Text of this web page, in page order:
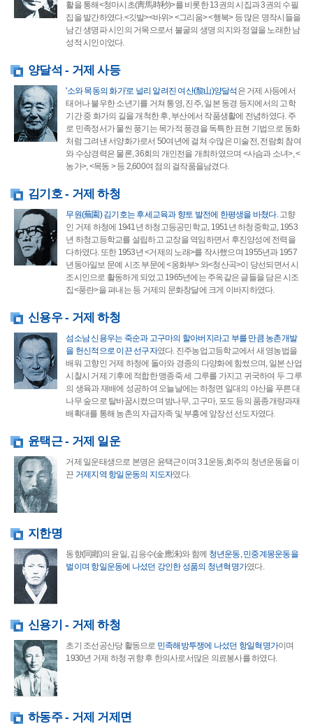
활을 통해<청마시초(靑馬時秒)>를 비롯한 13권의 시집과 3권의 수필
집을 발간하였다.<깃발><바위> <그리움> <행복> 등 많은 명작시들을
남긴 생명파 시인의 거목으로서 불굴의 생명 의지와 정열을 노래한 남
성적 시인이었다.
양달석 - 거제 사등
'소와 목동의 화가'로 널리 알려진 여산(黎山)양달석 은 거제 사등에서
태어나 불우한 소년기를 거쳐 통영, 진주, 일본 동경 등지에서의 고학
기간 중 화가의 길을 개척한 후, 부산에서 작품생활에 전념하였다. 주
로 민족정서가 물씬 풍기는 목가적 풍경을 독특한 표현 기법으로 동화
처럼 그려낸 서양화가로서 50여년에 걸쳐 수많은 미술전, 전람회 참여
와 수상경력은 물론, 36회의 개인전을 개최하였으며 <사슴과 소녀>, <
농가>, <목동 > 등 2,600여 점의 걸작품을남겼다.
김기호 - 거제 하청
무원(蕪園) 김기호는 후세교육과 향토 발전에 한평생을 바쳤다.고향
인 거제 하청에 1941년 하청고등공민학교, 1951년 하청중학교, 1953
년 하청고등학교를 설립하고 교장을 역임하면서 후진양성에 전력을
다하였다. 또한 1953년 <거제의 노래>를 작사했으며 1955년과 1957
년동아일보 문예 시조 부문에 <옹화부> 와<청산곡>이 당선되면서 시
조시인으로 활동하게 되었고 1965년에는 주옥같은 글들을 담은 시조
집<풍란>을 펴내는 등 거제의 문화창달에 크게 이바지하였다.
신용우 - 거제 하청
섬소남 신용우는 죽순과 고구마의 할아버지라고 부를 만큼 농촌개발
을 헌신적으로 이끈 선구자였다. 진주농업고등학교에서 새 영농법을
배워 고향인 거제 하청에 돌아와 경종의 다양화에 힘썼으며, 일본 산업
시찰시 거제 기후에 적합한 맹종죽 세 그루를 가지고 귀국하여 두 그루
의 생육과 재배에 성공하여 오늘날에는 하청면 일대의 야산을 푸른 대
나무 숲으로 탈바꿈시켰으며 밤나무, 고구마, 포도 등의 품종개량과재
배확대를 통해 농촌의 자급자족 및 부흥에 앞장선 선도자였다.
윤택근 - 거제 일운
거제 일운태생으로 본명은 윤택근이며 3.1운동,회주의 청년운동을 이
끈 거제지역 항일운동의 지도자였다.
지한명
동향(同鄕)의 윤일, 김응수(金應洙)와 함께 청년운동, 민중계몽운동을
벌이며 항일운동에 나섰던 강인한 성품의 청년혁명가였다.
신용기 - 거제 하청
초기 조선공산당 활동으로 민족해방투쟁에 나섰던 항일혁명가이며
1930년 거제 하청 귀향 후 한의사로서많은 의료봉사를 하였다.
하동주 - 거제 거제면